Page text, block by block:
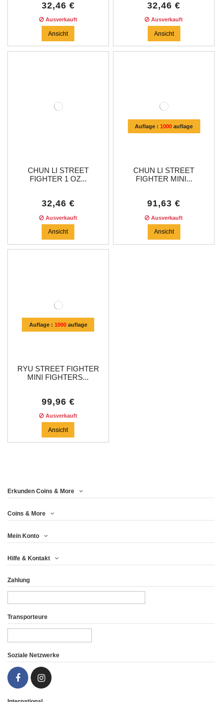
32,46 €
Ausverkauft
Ansicht
32,46 €
Ausverkauft
Ansicht
CHUN LI STREET
FIGHTER 1 OZ...
32,46 €
Ausverkauft
Ansicht
Auflage :1000 auflage
CHUN LI STREET
FIGHTER MINI...
91,63 €
Ausverkauft
Ansicht
Auflage : 1000auflage
RYU STREET FIGHTER
MINI FIGHTERS...
99,96 €
Ausverkauft
Ansicht
Price
Jahr
Metall
Drucken (pcs)
Gewicht (g)
Erkunden Coins & More
Coins & More
Mein Konto
Hilfe & Kontakt
Zahlung
Transporteure
Soziale Netzwerke